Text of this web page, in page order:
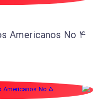
Americanos No 4